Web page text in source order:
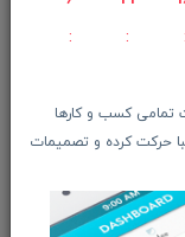
تمامی کسب و کارها
حرکت کرده و تصمیمات